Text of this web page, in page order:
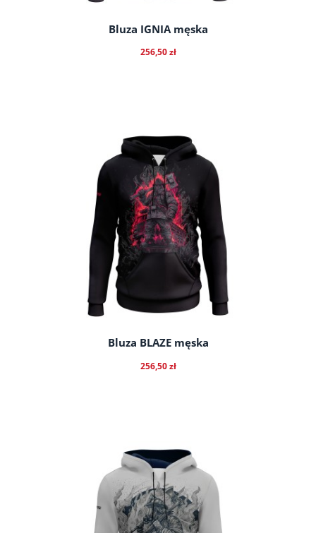
Bluza IGNIA męska
256,50 zł
do koszyka
Bluza BLAZE męska
256,50 zł
do koszyka